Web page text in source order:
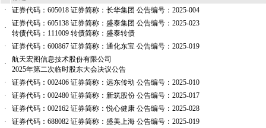
·
证券代码：605018 证券简称：长华集团 公告编号：2025-004
·
证券代码：605138 证券简称：盛泰集团 公告编号：2025-023
转债代码：111009 转债简称：盛泰转债
·
证券代码：600867 证券简称：通化东宝 公告编号：2025-019
·
航天宏图信息技术股份有限公司
2025年第二次临时股东大会决议公告
·
证券代码：002406 证券简称：远东传动 公告编号：2025-010
·
证券代码：002480 证券简称：新筑股份 公告编号：2025-017
·
证券代码：002162 证券简称：悦心健康 公告编号：2025-028
·
证券代码：688082 证券简称：盛美上海 公告编号：2025-019